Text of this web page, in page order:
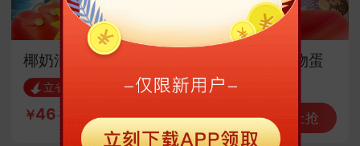
椰奶清补凉 245克*12罐 海南特色美食植物蛋
白饮料
立省12
46 马上抢